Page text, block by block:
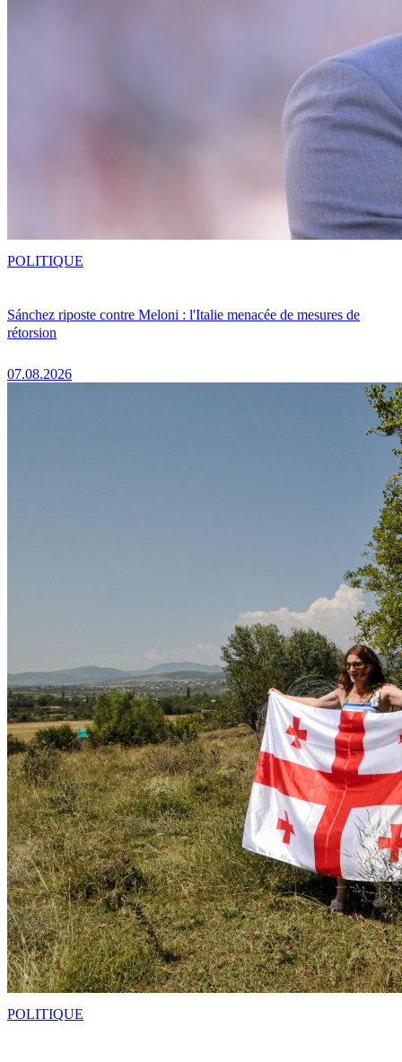
Sánchez riposte contre Meloni : l'Italie menacée de mesures de
rétorsion
07.08.2026
POLITIQUE
POLITIQUE